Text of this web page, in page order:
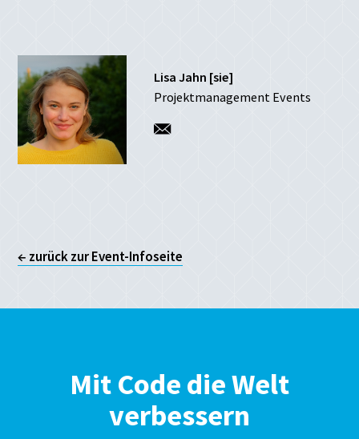
Lisa Jahn [sie]
Projektmanagement Events
← zurück zur Event-Infoseite
Mit Code die Welt
verbessern